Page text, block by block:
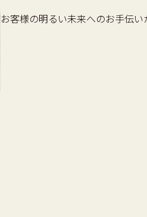
お客様の明るい未来へのお手伝い